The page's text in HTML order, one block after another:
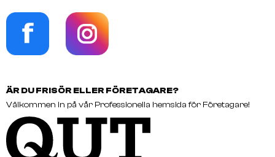
ÄR DU FRISÖR ELLER FÖRETAGARE?
Välkommen in på vår Professionella hemsida för Företagare!